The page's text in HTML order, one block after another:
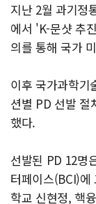
지난 2월 과기정
에서 'K-문샷 추
의를 통해 국가
이후 국가과학기
션별 PD 선발 절
했다.
선발된 PD 12명
터페이스(BCI)에
학교 신현정, 핵